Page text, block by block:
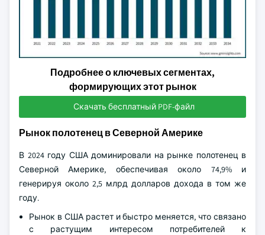
Подробнее о ключевых сегментах,
формирующих этот рынок
Скачать бесплатный PDF-файл
Рынок полотенец в Северной Америке
В 2024 году США доминировали на рынке полотенец в
Северной Америке, обеспечивая около 74,9% и
генерируя около 2,5 млрд долларов дохода в том же
году.
Рынок в США растет и быстро меняется, что связано
с растущим интересом потребителей к